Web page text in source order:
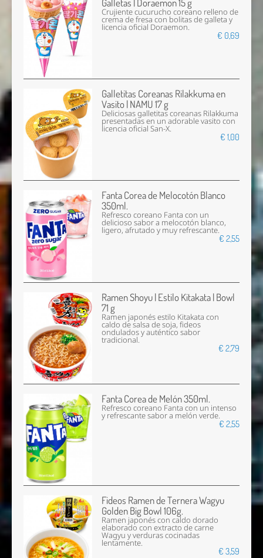
Galletas | Doraemon 15 g
Crujiente cucurucho coreano relleno de
crema de fresa con bolitas de galleta y
licencia oficial Doraemon.
€ 0,69
Galletitas Coreanas Rilakkuma en
Vasito | NAMU 17 g
Deliciosas galletitas coreanas Rilakkuma
presentadas en un adorable vasito con
licencia oficial San-X.
€ 1,00
Fanta Corea de Melocotón Blanco
350ml.
Refresco coreano Fanta con un
delicioso sabor a melocotón blanco,
ligero, afrutado y muy refrescante.
€ 2,55
Ramen Shoyu | Estilo Kitakata | Bowl
71 g
Ramen japonés estilo Kitakata con
caldo de salsa de soja, fideos
ondulados y auténtico sabor
tradicional.
€ 2,79
Fanta Corea de Melón 350ml.
Refresco coreano Fanta con un intenso
y refrescante sabor a melón verde.
€ 2,55
Fideos Ramen de Ternera Wagyu
Golden Big Bowl 106g.
Ramen japonés con caldo dorado
elaborado con extracto de carne
Wagyu y verduras cocinadas
lentamente.
€ 3,59